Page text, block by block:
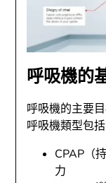
呼吸機的
呼吸機的主要
呼吸機類型包括
CPAP（
力